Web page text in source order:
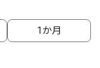
1か月